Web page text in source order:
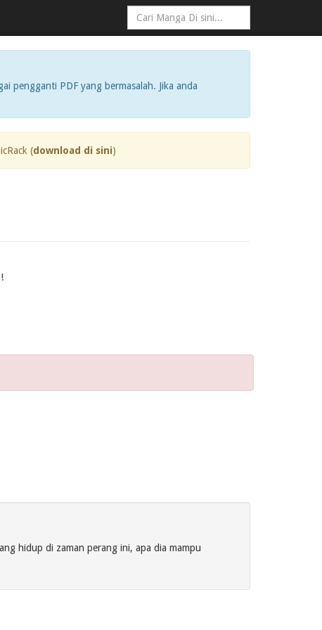
pengganti PDF yang bermasalah. Jika anda
(download di sini)
hidup di zaman perang ini, apa dia mampu